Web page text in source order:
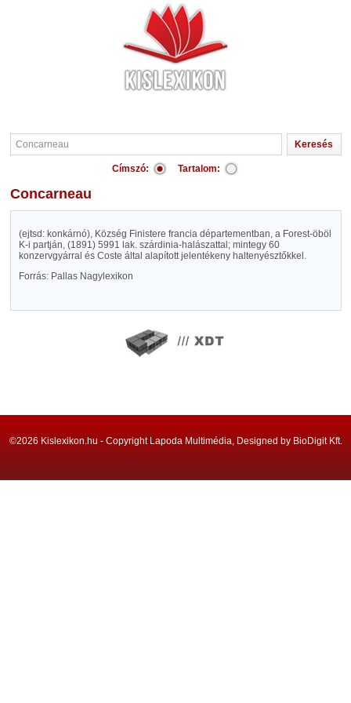
Címszó: Tartalom:
Concarneau
(ejtsd: konkárnó), Község Finistere francia départementban, a Forest-öböl
K-i partján, (1891) 5991 lak. szárdinia-halászattal; mintegy 60
konzervgyárral és Coste által alapított jelentékeny haltenyésztőkkel.
Forrás: Pallas Nagylexikon
©2026 Kislexikon.hu - Copyright Lapoda Multimédia, Designed by BioDigit Kft.